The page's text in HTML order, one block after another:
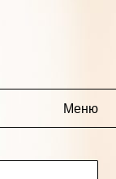
Меню